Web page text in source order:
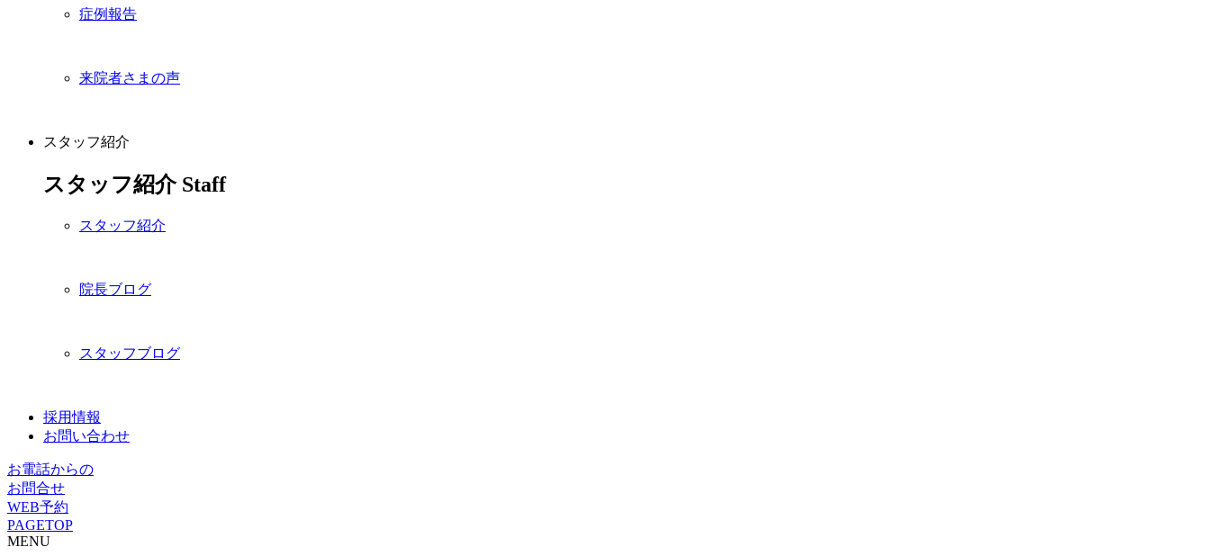
症例報告
来院者さまの声
スタッフ紹介
スタッフ紹介 Staff
スタッフ紹介
院長ブログ
スタッフブログ
採用情報
お問い合わせ
お電話からの
お問合せ
WEB予約
PAGETOP
MENU